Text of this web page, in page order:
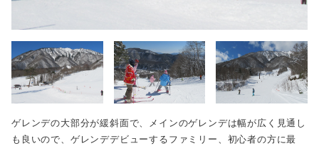
ゲレンデの大部分が緩斜面で、メインのゲレンデは幅が広く見通し
も良いので、ゲレンデデビューするファミリー、初心者の方に最